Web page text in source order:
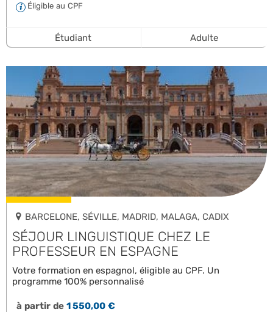
Éligible au CPF
Étudiant Adulte
BARCELONE, SÉVILLE, MADRID, MALAGA, CADIX
SÉJOUR LINGUISTIQUE CHEZ LE
PROFESSEUR EN ESPAGNE
Votre formation en espagnol, éligible au CPF. Un
programme 100% personnalisé
à partir de1 550,00 €